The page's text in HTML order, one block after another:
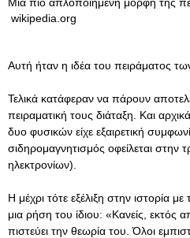
wikipedia.org
Αυτή ήταν η ιδέα του πειράματος
Τελικά κατάφεραν να πάρουν
πειραματική τους διάταξη. Και
δυο φυσικών είχε εξαιρετική
σιδηρομαγνητισμός οφείλεται στην
ηλεκτρονίων).
Η μέχρι τότε εξέλιξη στην ιστορία
μια ρήση του ίδιου: «Κανείς, εκτός
πιστεύει την θεωρία του. Όλοι